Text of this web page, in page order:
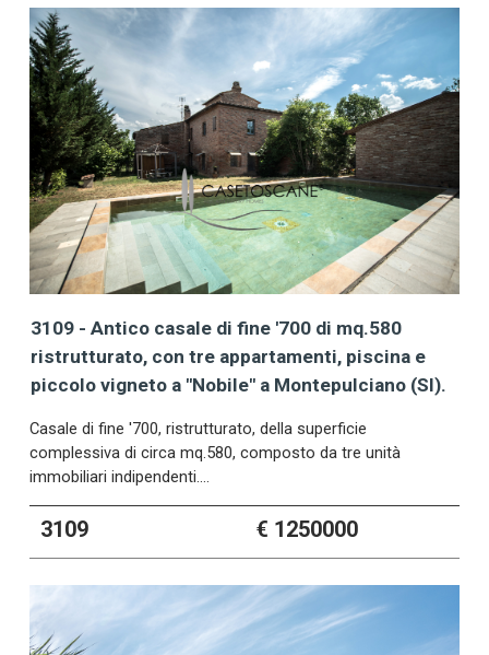
3109 - Antico casale di fine '700 di mq.580
ristrutturato, con tre appartamenti, piscina e
piccolo vigneto a "Nobile" a Montepulciano (SI).
Casale di fine '700, ristrutturato, della superficie
complessiva di circa mq.580, composto da tre unità
immobiliari indipendenti.…
3109 € 1250000